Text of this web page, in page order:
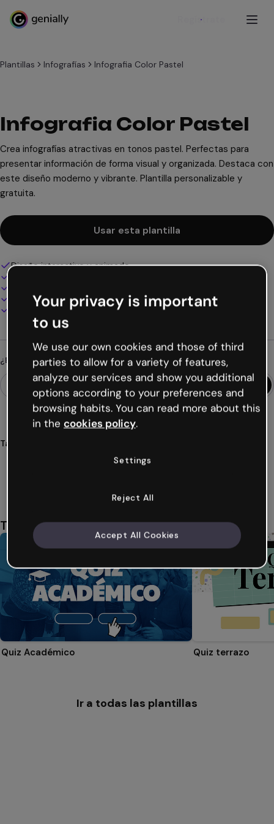
Regístrate
Plantillas Infografías Infografia Color Pastel
Infografia Color Pastel
Crea infografías atractivas en tonos pastel. Perfectas para
presentar información de forma visual y organizada. Destaca con
este diseño moderno y vibrante. Plantilla personalizable y
gratuita.
Usar esta plantilla
Diseño interactivo y animado
Presenta, comparte o publica online
Descarga en PDF, MP4 y otros formatos
¿Buscas algo diferente?
Tags
pastel diseños
También te puede gustar
Quiz Académico Quiz terrazo
Ir a todas las plantillas
Your privacy is important
to us
We use our own cookies and those of third
parties to allow for a variety of features,
analyze our services and show you additional
options according to your preferences and
browsing habits. You can read more about this
in the cookies policy.
Settings
Reject All
Accept All Cookies